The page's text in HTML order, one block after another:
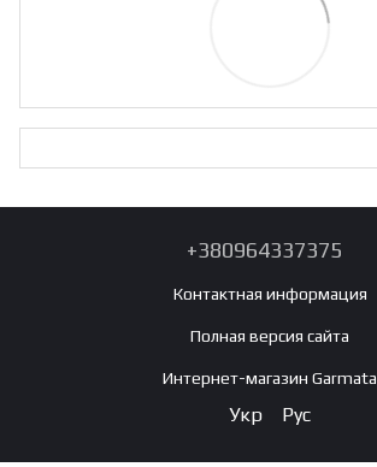
+380964337375
Контактная информация
Полная версия сайта
Интернет-магазин Garmata
Укр Рус